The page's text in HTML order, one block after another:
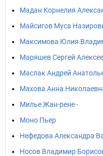
Мадан Корнелия
Майсигов Муса
Максимова Юлия
Маряшев Сергей
Маслак Андрей
Махова Анна
Милье Жан-рене -
Моно Пьер
Нефедова Александра
Носов Владимир